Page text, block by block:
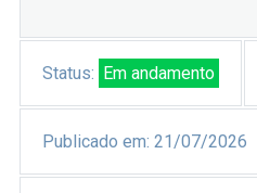
Status: Em andamento
Publicado em: 21/07/2026